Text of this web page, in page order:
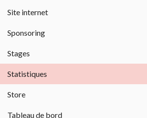
Site internet
Sponsoring
Stages
Statistiques
Store
Tableau de bord